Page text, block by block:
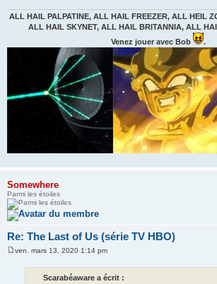
ALL HAIL PALPATINE, ALL HAIL FREEZER, ALL HEIL
ALL HAIL SKYNET, ALL HAIL BRITANNIA, ALL
Venez jouer avec Bob
.
Somewhere
Parmi les étoiles
Re: The Last of Us (série TV HBO)
ven. mars 13, 2020 1:14 pm
Scarabéaware a écrit :